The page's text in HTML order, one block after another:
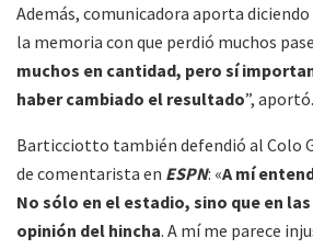
Además, comunicadora aporta diciendo
la memoria con que perdió muchos
muchos en cantidad, pero sí
haber cambiado el resultado”, aportó.
Barticciotto también defendió al Colo
de comentarista en ESPN: «A mí
No sólo en el estadio, sino que en
opinión del hincha. A mí me parece